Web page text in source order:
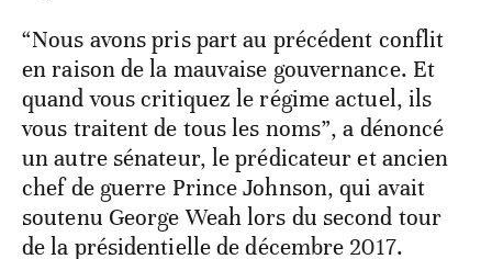
“Nous avons pris part au précédent conflit
en raison de la mauvaise gouvernance. Et
quand vous critiquez le régime actuel, ils
vous traitent de tous les noms”, a dénoncé
un autre sénateur, le prédicateur et ancien
chef de guerre Prince Johnson, qui avait
soutenu George Weah lors du second tour
de la présidentielle de décembre 2017.